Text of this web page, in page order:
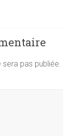
pas publiée.